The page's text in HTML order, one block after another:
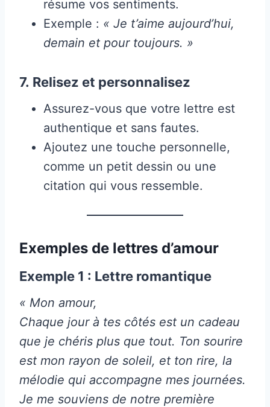
résume vos sentiments.
Exemple : « Je t’aime aujourd’hui,
demain et pour toujours. »
7. Relisez et personnalisez
Assurez-vous que votre lettre est
authentique et sans fautes.
Ajoutez une touche personnelle,
comme un petit dessin ou une
citation qui vous ressemble.
Exemples de lettres d’amour
Exemple 1 : Lettre romantique
« Mon amour,
Chaque jour à tes côtés est un cadeau
que je chéris plus que tout. Ton sourire
est mon rayon de soleil, et ton rire, la
mélodie qui accompagne mes journées.
Je me souviens de notre première